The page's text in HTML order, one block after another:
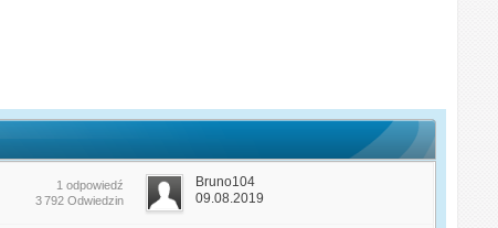
1 odpowiedź
3 792 Odwiedzin
Bruno104
09.08.2019